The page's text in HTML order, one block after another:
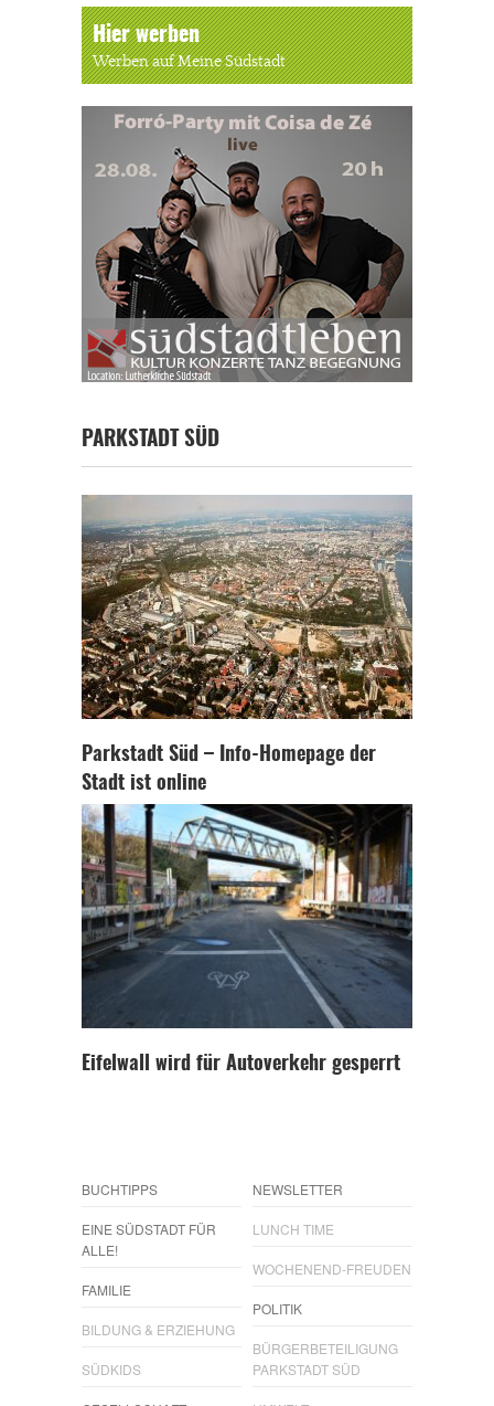
Hier werben
Werben auf Meine Südstadt
PARKSTADT SÜD
Parkstadt Süd – Info-Homepage der
Stadt ist online
Eifelwall wird für Autoverkehr gesperrt
BUCHTIPPS
EINE SÜDSTADT FÜR
ALLE!
FAMILIE
BILDUNG & ERZIEHUNG
SÜDKIDS
NEWSLETTER
LUNCH TIME
WOCHENEND-FREUDEN
POLITIK
BÜRGERBETEILIGUNG
PARKSTADT SÜD